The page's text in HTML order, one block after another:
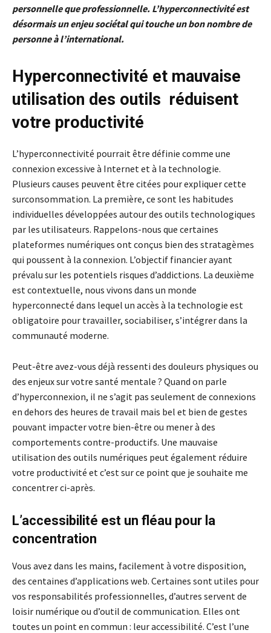
personnelle que professionnelle. L’hyperconnectivité est
désormais un enjeu sociétal qui touche un bon nombre de
personne à l’international.
Hyperconnectivité et mauvaise
utilisation des outils réduisent
votre productivité
L’hyperconnectivité pourrait être définie comme une
connexion excessive à Internet et à la technologie.
Plusieurs causes peuvent être citées pour expliquer cette
surconsommation. La première, ce sont les habitudes
individuelles développées autour des outils technologiques
par les utilisateurs. Rappelons-nous que certaines
plateformes numériques ont conçus bien des stratagèmes
qui poussent à la connexion. L’objectif financier ayant
prévalu sur les potentiels risques d’addictions. La deuxième
est contextuelle, nous vivons dans un monde
hyperconnecté dans lequel un accès à la technologie est
obligatoire pour travailler, sociabiliser, s’intégrer dans la
communauté moderne.
Peut-être avez-vous déjà ressenti des douleurs physiques ou
des enjeux sur votre santé mentale ? Quand on parle
d’hyperconnexion, il ne s’agit pas seulement de connexions
en dehors des heures de travail mais bel et bien de gestes
pouvant impacter votre bien-être ou mener à des
comportements contre-productifs. Une mauvaise
utilisation des outils numériques peut également réduire
votre productivité et c’est sur ce point que je souhaite me
concentrer ci-après.
L’accessibilité est un fléau pour la
concentration
Vous avez dans les mains, facilement à votre disposition,
des centaines d’applications web. Certaines sont utiles pour
vos responsabilités professionnelles, d’autres servent de
loisir numérique ou d’outil de communication. Elles ont
toutes un point en commun : leur accessibilité. C’est l’une